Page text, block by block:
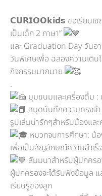
𝗖𝗨𝗥𝗜𝗢𝗢𝗸𝗶𝗱𝘀 ขอเรียนเชิ
เป็นเด็ก 2 ภาษา”
และ Graduation Day วัน
วันพิเศษเพื่อ ฉลองความเติ
กิจกรรมมากมาย
.
มุมขนมและเครื่องดื่ม :
สมุดบันทึกความทรงจำ
รูปเล่มน่ารักๆสำหรับน้องแล
หมวกจบการศึกษา: น้
เพื่อเป็นสัญลักษณ์ความสำเร็
สัมมนาสำหรับผู้ปกคร
ผู้ปกครองจะได้รับฟังข้อมูล
เรียนรู้ของลูก